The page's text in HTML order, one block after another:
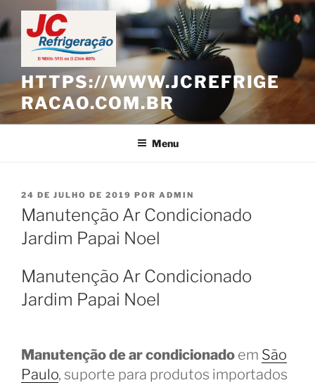
Pular
para
o
conteúdo
HTTPS://WWW.JCREFRIGE
RACAO.COM.BR
Menu
PUBLICADO
EM
24 DE JULHO DE 2019 POR ADMIN
Manutenção Ar Condicionado
Jardim Papai Noel
Manutenção Ar Condicionado
Jardim Papai Noel
Manutenção de ar condicionado em São
Paulo, suporte para produtos importados